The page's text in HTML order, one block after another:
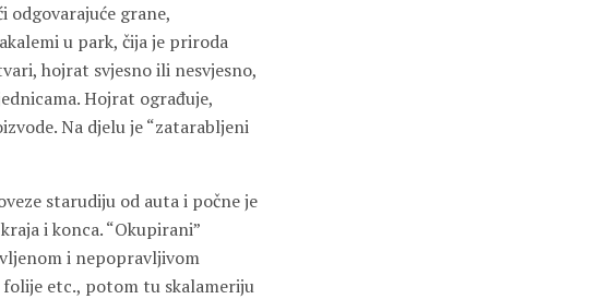
grane,
u park, čija je priroda
hojrat svjesno ili nesvjesno,
Hojrat ograđuje,
Na djelu je “zatarabljeni
starudiju od auta i počne je
i konca. “Okupirani”
i nepopravljivom
etc., potom tu skalameriju